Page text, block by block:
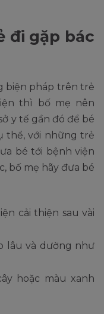
đi gặp bác
biện pháp trên trẻ
thì bố mẹ nên
y tế gần đó để bé
thể, với những trẻ
bé tới bệnh viện
bố mẹ hãy đưa bé
cải thiện sau vài
lâu và dường như
hoặc màu xanh